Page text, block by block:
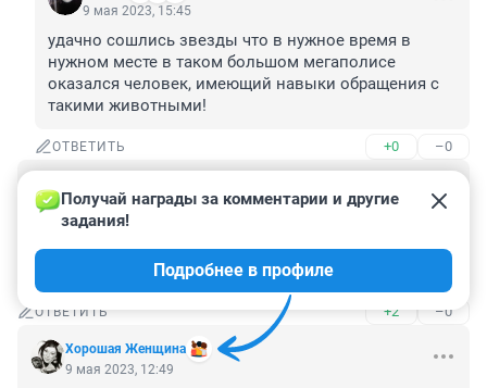
9 мая 2023, 15:45
удачно сошлись звезды что в нужное время в
нужном месте в таком большом мегаполисе
оказался человек, имеющий навыки обращения с
такими животными!
ОТВЕТИТЬ +0 –0
9 мая 2023, 13:35
Здорово, что нашёлся такой парень,который обладал
навыками и знаниями по обращению с лошадьми. Я
например, страшно их боюсь, а вдруг лягнет.
ОТВЕТИТЬ +2 –0
Хорошая Женщина
Получай награды за комментарии и другие
задания!
Подробнее в профиле
9 мая 2023, 12:49